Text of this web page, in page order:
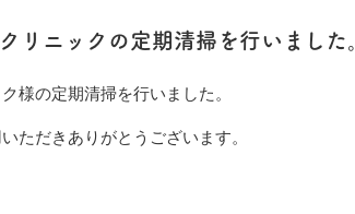
ニックの定期清掃を行いました。
様の定期清掃を行いました。
ただきありがとうございます。